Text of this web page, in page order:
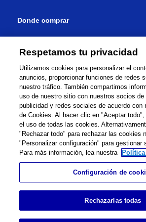
Donde comprar
Red mundial
Política de privacidad Cookie Policy
Sitio internacional Contáctanos
©1995-2026Brother Internationale
GmbH All Rights
Respetamos tu privacidad
Utilizamos cookies para personalizar el
anuncios, proporcionar funciones de redes
nuestro tráfico. También compartimos
uso de nuestro sitio con nuestros socios de
publicidad y redes sociales de acuerdo con
de Cookies. Al hacer clic en "Aceptar
el uso de todas las cookies.
"Rechazar todo" para rechazar las cookies
"Personalizar configuración" para gestionar
Para más información, lea nuestra
Configuración de
Rechazarlas todas